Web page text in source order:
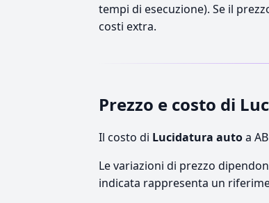
tempi di esecuzione). Se il
costi extra.
Prezzo e costo di
Il costo di Lucidatura autoa
Le variazioni di prezzo
indicata rappresenta un